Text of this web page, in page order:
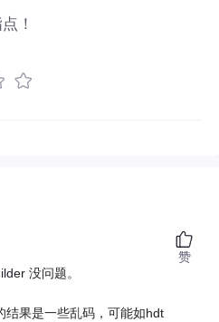
！
没问题。
结果是一些乱码，可能如hdt
赞